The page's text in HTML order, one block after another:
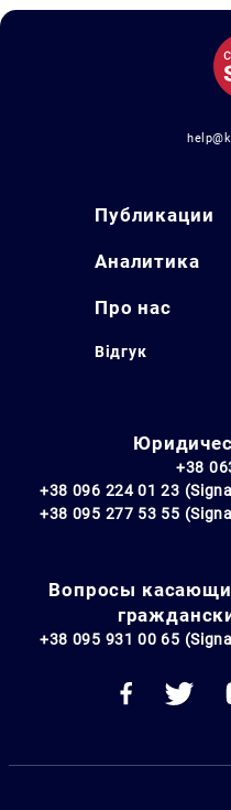
Публикации
Аналитика
Про нас
Відгук
+38
+38 096 224 01 23
+38 095 277 53 55
Вопросы
+38 095 931 00 65